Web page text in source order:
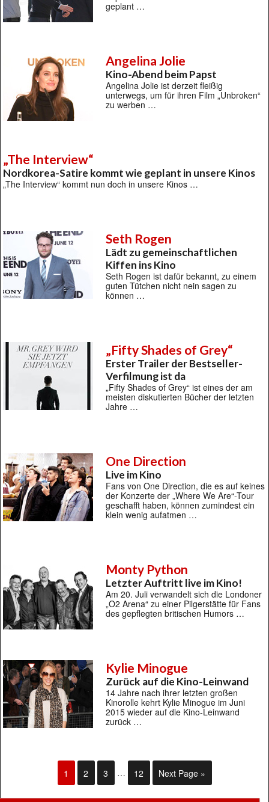
geplant …
Angelina Jolie
Kino-Abend beim Papst
Angelina Jolie ist derzeit fleißig
unterwegs, um für ihren Film „Unbroken“
zu werben …
„The Interview“
Nordkorea-Satire kommt wie geplant in unsere Kinos
„The Interview“ kommt nun doch in unsere Kinos …
Seth Rogen
Lädt zu gemeinschaftlichen
Kiffen ins Kino
Seth Rogen ist dafür bekannt, zu einem
guten Tütchen nicht nein sagen zu
können …
„Fifty Shades of Grey“
Erster Trailer der Bestseller-
Verfilmung ist da
„Fifty Shades of Grey“ ist eines der am
meisten diskutierten Bücher der letzten
Jahre …
One Direction
Live im Kino
Fans von One Direction, die es auf keines
der Konzerte der „Where We Are“-Tour
geschafft haben, können zumindest ein
klein wenig aufatmen …
Monty Python
Letzter Auftritt live im Kino!
Am 20. Juli verwandelt sich die Londoner
„O2 Arena“ zu einer Pilgerstätte für Fans
des gepflegten britischen Humors …
Kylie Minogue
Zurück auf die Kino-Leinwand
14 Jahre nach ihrer letzten großen
Kinorolle kehrt Kylie Minogue im Juni
2015 wieder auf die Kino-Leinwand
zurück …
1 2 3 … 12 Next Page »